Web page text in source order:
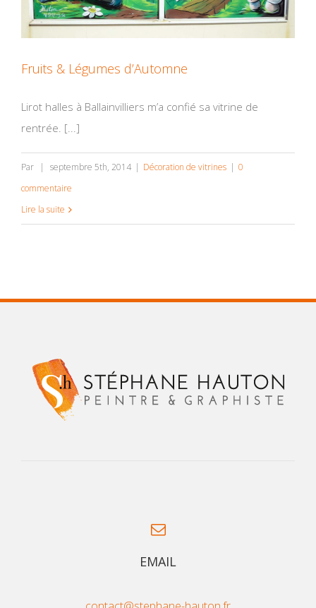
Fruits & Légumes d’Automne
Lirot halles à Ballainvilliers m’a confié sa vitrine de
rentrée. [...]
Par | septembre 5th, 2014 | Décoration de vitrines | 0
commentaire
Lire la suite
EMAIL